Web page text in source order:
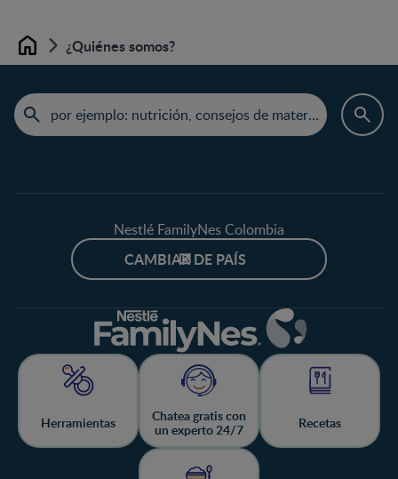
Home ¿Quiénes somos?
Nestlé FamilyNes Colombia
CAMBIAR DE PAÍS
Herramientas
Chatea gratis con
un experto 24/7
Recetas